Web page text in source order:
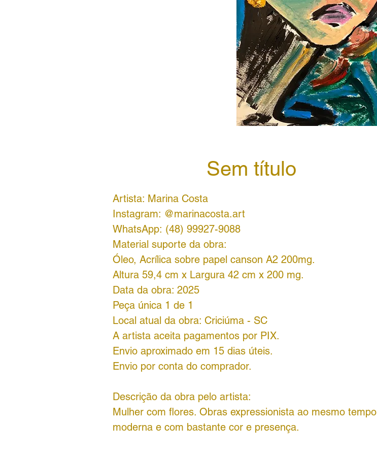
Sem título
Artista: Marina Costa
Instagram: @marinacosta.art
WhatsApp: (48) 99927-9088
Material suporte da obra:
Óleo, Acrílica sobre papel canson A2 200mg.
Altura 59,4 cm x Largura 42 cm x 200 mg.
Data da obra: 2025
Peça única 1 de 1
Local atual da obra: Criciúma - SC
A artista aceita pagamentos por PIX.
Envio aproximado em 15 dias úteis.
Envio por conta do comprador.
Descrição da obra pelo artista:
Mulher com flores. Obras expressionista ao mesmo tempo
moderna e com bastante cor e presença.